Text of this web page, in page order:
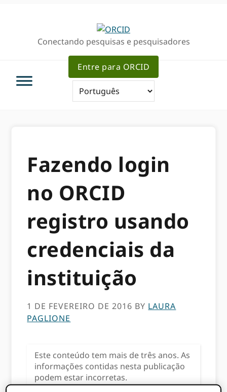
navegaçãoConectando pesquisas e pesquisadores
Entre para ORCID
Fazendo login
no ORCID
registro usando
credenciais da
instituição
1 DE FEVEREIRO DE 2016 BY LAURA
PAGLIONE
Este conteúdo tem mais de três anos. As
informações contidas nesta publicação
podem estar incorretas.